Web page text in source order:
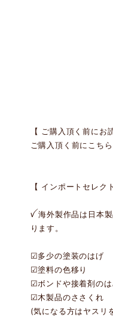
【 ご購入頂く前にお
ご購入頂く前にこち
【 インポートセレク
ꪜ 海外製作品は日本
ります。
☑︎多少の塗装のはげ
☑︎塗料の色移り
☑︎ボンドや接着剤のは
☑︎木製品のささくれ
(気になる方はヤスリ